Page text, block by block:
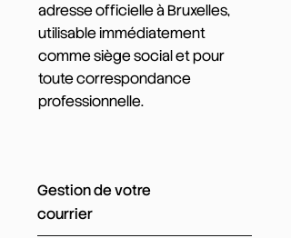
adresse officielle à Bruxelles,
utilisable immédiatement
comme siège social et pour
toute correspondance
professionnelle.
Gestion de votre
courrier